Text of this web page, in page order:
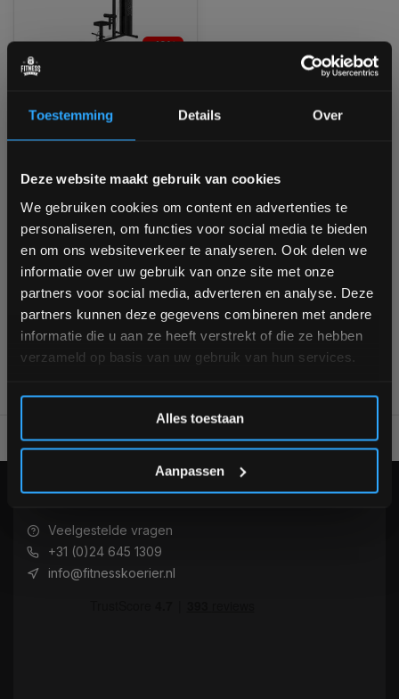
Toestemming Details Over
Deze website maakt gebruik van cookies
We gebruiken cookies om content en advertenties te
personaliseren, om functies voor social media te bieden
en om ons websiteverkeer te analyseren. Ook delen we
informatie over uw gebruik van onze site met onze
partners voor social media, adverteren en analyse. Deze
partners kunnen deze gegevens combineren met andere
informatie die u aan ze heeft verstrekt of die ze hebben
verzameld op basis van uw gebruik van hun services.
Alles toestaan
Aanpassen
-19%
Pulldown - 90 kg
€1.299,00
1
Alles voor jouw gym op één plek Voor 95% direct uit
KLANTENSERVICE
Veelgestelde vragen
+31 (0)24 645 1309
info@fitnesskoerier.nl
Bam! 5% korting op je volgende
Schrijf je in voor onze nieuwsbrief om op de hoogte te
blijven over onze nieuwe producten, deals en meer
interessante info. Ontvang 5% korting op je eerstvolgende
aankoop! 😀
Inschrijven
*Verzendkosten vallen buiten de korting